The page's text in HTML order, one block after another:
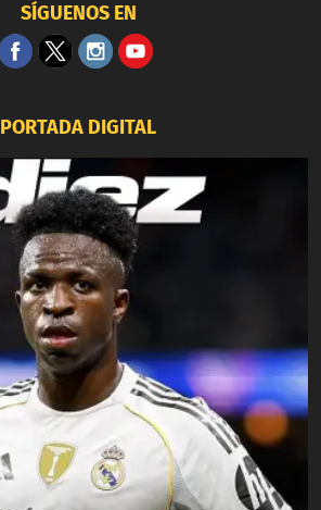
SÍGUENOS EN
PORTADA DIGITAL